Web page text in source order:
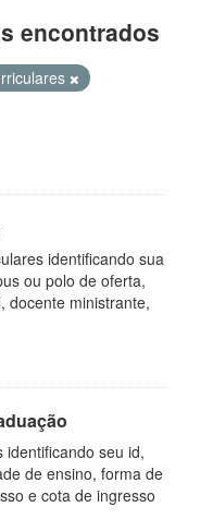
encontrados
identificando sua
ou polo de oferta,
docente ministrante,
identificando seu id,
de ensino, forma de
e cota de ingresso